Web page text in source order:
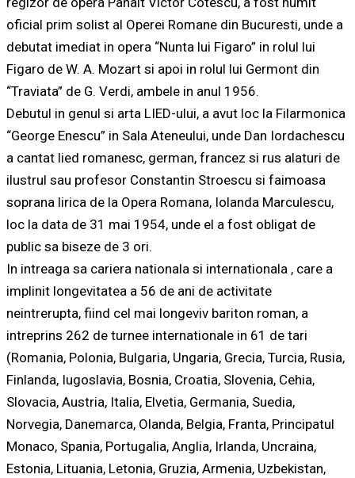
oficial prim solist al Operei Romane din Bucuresti, unde a
debutat imediat in opera “Nunta lui Figaro” in rolul lui
Figaro de W. A. Mozart si apoi in rolul lui Germont din
“Traviata” de G. Verdi, ambele in anul 1956.
Debutul in genul si arta LIED-ului, a avut loc la Filarmonica
“George Enescu” in Sala Ateneului, unde Dan Iordachescu
a cantat lied romanesc, german, francez si rus alaturi de
ilustrul sau profesor Constantin Stroescu si faimoasa
soprana lirica de la Opera Romana, Iolanda Marculescu,
loc la data de 31 mai 1954, unde el a fost obligat de
public sa biseze de 3 ori.
In intreaga sa cariera nationala si internationala , care a
implinit longevitatea a 56 de ani de activitate
neintrerupta, fiind cel mai longeviv bariton roman, a
intreprins 262 de turnee internationale in 61 de tari
(Romania, Polonia, Bulgaria, Ungaria, Grecia, Turcia, Rusia,
Finlanda, Iugoslavia, Bosnia, Croatia, Slovenia, Cehia,
Slovacia, Austria, Italia, Elvetia, Germania, Suedia,
Norvegia, Danemarca, Olanda, Belgia, Franta, Principatul
Monaco, Spania, Portugalia, Anglia, Irlanda, Uncraina,
Estonia, Lituania, Letonia, Gruzia, Armenia, Uzbekistan,